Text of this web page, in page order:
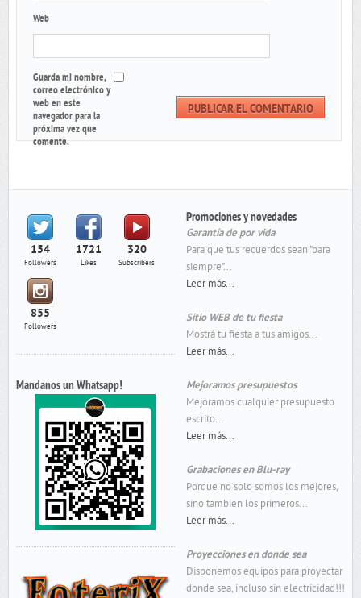
Web
Guarda mi nombre,
correo electrónico y
web en este
navegador para la
próxima vez que
comente.
154
Followers
1721
Likes
320
Subscribers
855
Followers
Mandanos un Whatsapp!
Promociones y novedades
Garantía de por vida
Para que tus recuerdos sean "para
siempre"...
Leer más...
Sitio WEB de tu fiesta
Mostrá tu fiesta a tus amigos...
Leer más...
Mejoramos presupuestos
Mejoramos cualquier presupuesto
escrito...
Leer más...
Grabaciones en Blu-ray
Porque no solo somos los mejores,
sino tambien los primeros...
Leer más...
Proyecciones en donde sea
Disponemos equipos para proyectar
donde sea, incluso sin electricidad!!!